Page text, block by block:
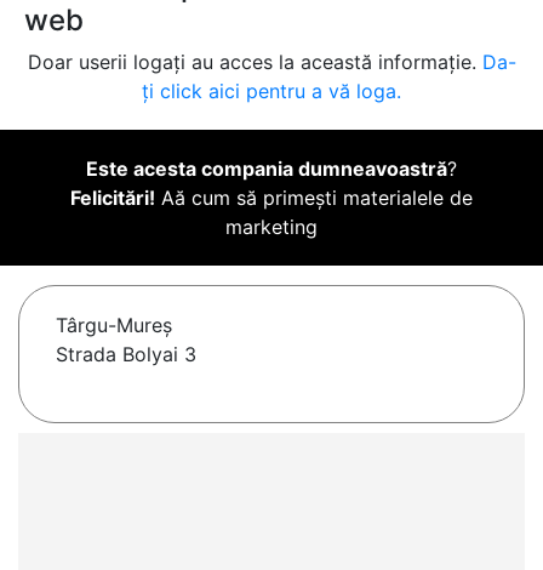
web
Doar userii logați au acces la această informație. Da-
ți click aici pentru a vă loga.
Este acesta compania dumneavoastră?
Felicitări! Aă cum să primești materialele de
marketing
Târgu-Mureş
Strada Bolyai 3